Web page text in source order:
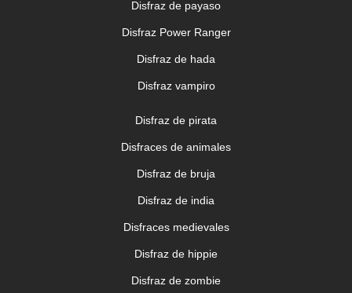
Disfraz de payaso
Disfraz Power Ranger
Disfraz de hada
Disfraz vampiro
Disfraz de pirata
Disfraces de animales
Disfraz de bruja
Disfraz de india
Disfraces medievales
Disfraz de hippie
Disfraz de zombie